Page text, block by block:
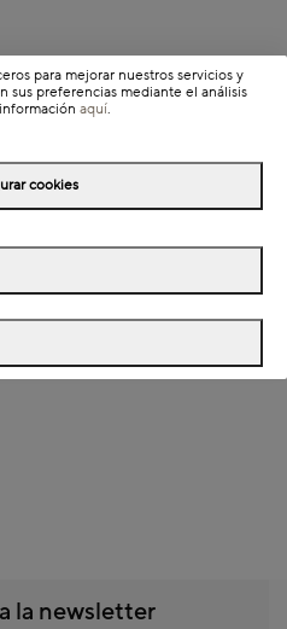
la newsletter
para mejorar nuestros servicios y
sus preferencias mediante el análisis
aquí.
cookies